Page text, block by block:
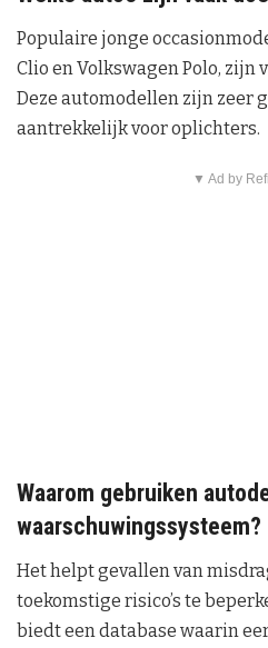
Populaire jonge
Clio en Volkswagen Polo, zijn
Deze automodellen zijn zeer
aantrekkelijk voor oplichters.
▼ Ad by
Waarom gebruiken
waarschuwingssysteem?
Het helpt gevallen van
toekomstige risico’s te
biedt een database waarin